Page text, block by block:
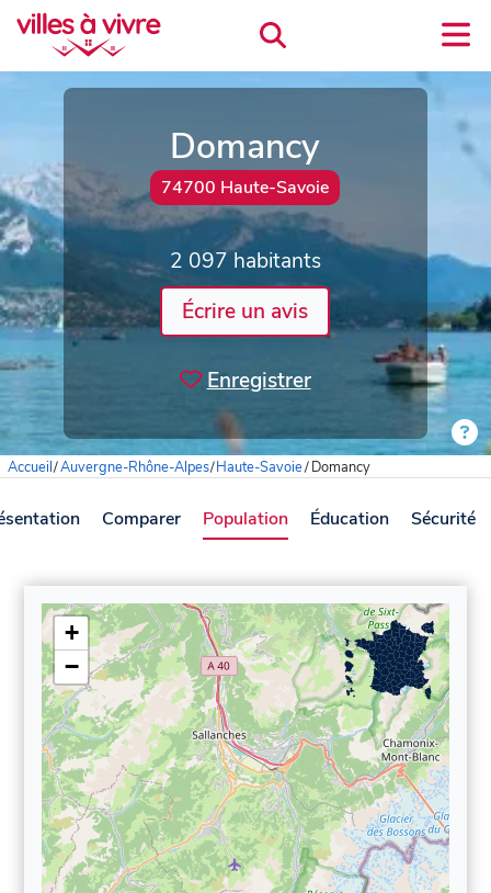
Domancy
74700 Haute-Savoie
2 097 habitants
Écrire un avis
Enregistrer
Accueil/Auvergne-Rhône-Alpes/Haute-Savoie/Domancy
Comparer Population Éducation Sécurité
+
−